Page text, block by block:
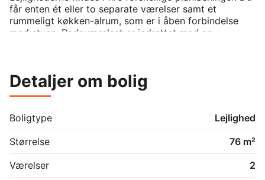
får enten ét eller to separate værelser samt et
rummeligt køkken-alrum, som er i åben forbindelse
med stuen. Badeværelset er indrettet med en
og flere har udkig til Gudsø Vig og Kolding fjord. Der
er tilmed depotrum i fælles skur til alle boliger.
Hårde hvidevarer
Der alt i hårde hvidevarer i boligerne inklusive
opvaskemaskine, tørretumbler og vaskemaskine.
Husdyr
Detaljer om bolig
Boligtype
Lejlighed
Størrelse
76 m²
Værelser
2